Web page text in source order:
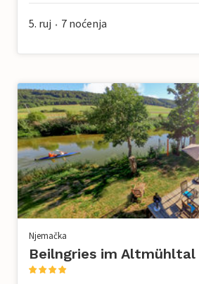
5. ruj • 7 noćenja
Njemačka
Beilngries im Altmühltal